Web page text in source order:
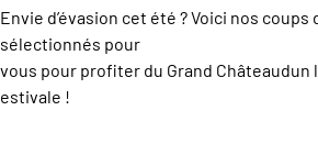
Envie d’évasion cet été ? Voici nos
sélectionnés pour
vous pour profiter du Grand Châteaudun
estivale !